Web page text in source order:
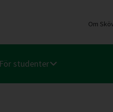
Om
För studenter